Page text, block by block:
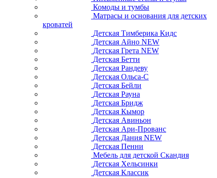
Комоды и тумбы
Матрасы и основания для детских
кроватей
Детская Тимберика Кидс
Детская Айно NEW
Детская Грета NEW
Детская Бетти
Детская Рандеву
Детская Ольса-С
Детская Бейли
Детская Рауна
Детская Бридж
Детская Кымор
Детская Авиньон
Детская Ари-Прованс
Детская Дания NEW
Детская Пенни
Мебель для детской Скандия
Детская Хельсинки
Детская Классик